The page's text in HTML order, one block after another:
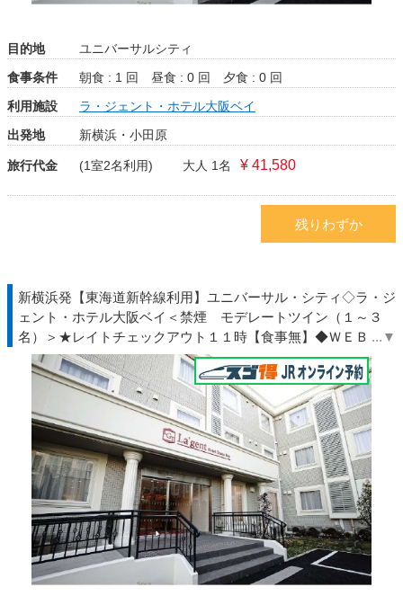
目的地
ユニバーサルシティ
食事条件
朝食 : 1 回 昼食 : 0 回
夕食 : 0 回
利用施設
ラ・ジェント・ホテル大阪ベイ
出発地
新横浜・小田原
旅行代金 (1室2名利用) 大人 1名 ¥ 41,580
残りわずか
新横浜発【東海道新幹線利用】ユニバーサル・シティ◇ラ・ジ
ェント・ホテル大阪ベイ＜禁煙 モデレートツイン（１～３
名）＞★レイトチェックアウト１１時【食事無】◆ＷＥＢトク
だ値◇ＪＲ駅受取